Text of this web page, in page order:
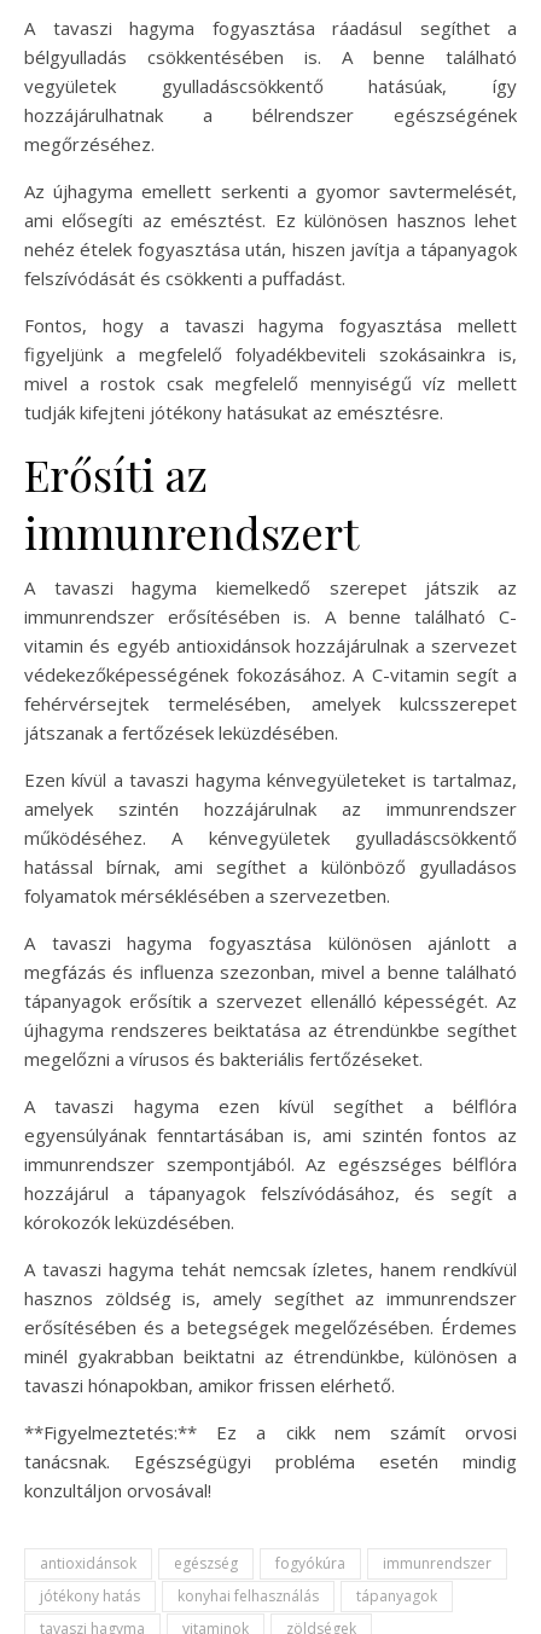
A tavaszi hagyma fogyasztása ráadásul segíthet a
bélgyulladás csökkentésében is. A benne található
vegyületek gyulladáscsökkentő hatásúak, így
hozzájárulhatnak a bélrendszer egészségének
megőrzéséhez.
Az újhagyma emellett serkenti a gyomor savtermelését,
ami elősegíti az emésztést. Ez különösen hasznos lehet
nehéz ételek fogyasztása után, hiszen javítja a tápanyagok
felszívódását és csökkenti a puffadást.
Fontos, hogy a tavaszi hagyma fogyasztása mellett
figyeljünk a megfelelő folyadékbeviteli szokásainkra is,
mivel a rostok csak megfelelő mennyiségű víz mellett
tudják kifejteni jótékony hatásukat az emésztésre.
Erősíti az
immunrendszert
A tavaszi hagyma kiemelkedő szerepet játszik az
immunrendszer erősítésében is. A benne található C-
vitamin és egyéb antioxidánsok hozzájárulnak a szervezet
védekezőképességének fokozásához. A C-vitamin segít a
fehérvérsejtek termelésében, amelyek kulcsszerepet
játszanak a fertőzések leküzdésében.
Ezen kívül a tavaszi hagyma kénvegyületeket is tartalmaz,
amelyek szintén hozzájárulnak az immunrendszer
működéséhez. A kénvegyületek gyulladáscsökkentő
hatással bírnak, ami segíthet a különböző gyulladásos
folyamatok mérséklésében a szervezetben.
A tavaszi hagyma fogyasztása különösen ajánlott a
megfázás és influenza szezonban, mivel a benne található
tápanyagok erősítik a szervezet ellenálló képességét. Az
újhagyma rendszeres beiktatása az étrendünkbe segíthet
megelőzni a vírusos és bakteriális fertőzéseket.
A tavaszi hagyma ezen kívül segíthet a bélflóra
egyensúlyának fenntartásában is, ami szintén fontos az
immunrendszer szempontjából. Az egészséges bélflóra
hozzájárul a tápanyagok felszívódásához, és segít a
kórokozók leküzdésében.
A tavaszi hagyma tehát nemcsak ízletes, hanem rendkívül
hasznos zöldség is, amely segíthet az immunrendszer
erősítésében és a betegségek megelőzésében. Érdemes
minél gyakrabban beiktatni az étrendünkbe, különösen a
tavaszi hónapokban, amikor frissen elérhető.
**Figyelmeztetés:** Ez a cikk nem számít orvosi
tanácsnak. Egészségügyi probléma esetén mindig
konzultáljon orvosával!
antioxidánsok egészség fogyókúra
immunrendszer
jótékony hatás
konyhai felhasználás
tápanyagok
tavaszi hagyma
vitaminok zöldségek